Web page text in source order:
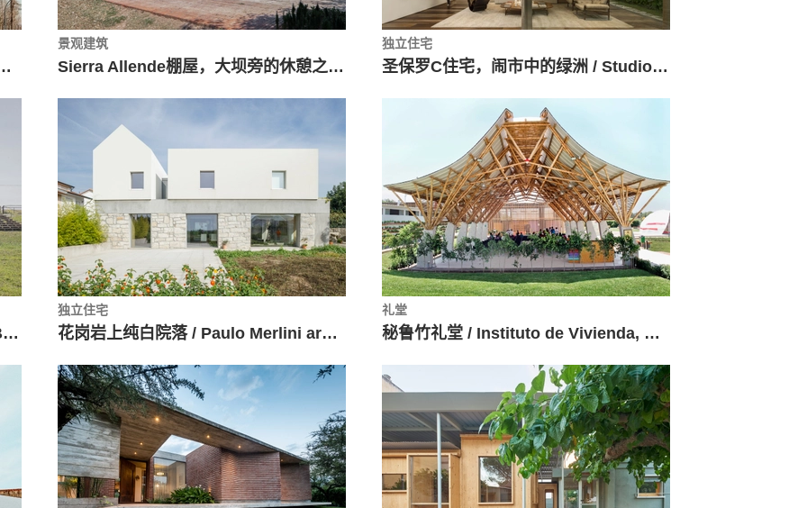
Domingos Arquitectos
景观建筑
Sierra Allende棚屋，大坝旁的休憩之地 / fabián m escalante h | arquitectos
独立住宅
圣保罗C住宅，闹市中的绿洲 / Studio Arthur Casas
智利火山双翼住宅 / Pilar Beltrán + Br-arquitectos
独立住宅
花岗岩上纯白院落 / Paulo Merlini arquitetos
礼堂
秘鲁竹礼堂 / Instituto de Vivienda, Urbanismo y Construcción de la USMP